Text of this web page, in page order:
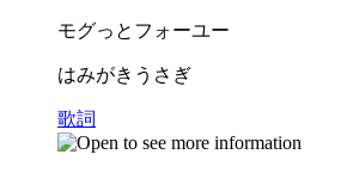
モグっとフォーユー
はみがきうさぎ
歌詞